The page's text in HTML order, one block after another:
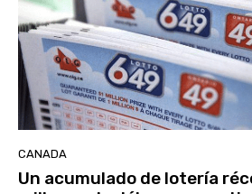
CANADA
Un acumulado de lotería